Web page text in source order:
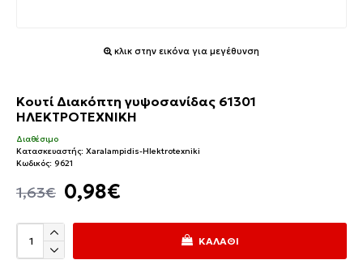
κλικ στην εικόνα για μεγέθυνση
Κουτί Διακόπτη γυψοσανίδας 61301
ΗΛΕΚΤΡΟΤΕΧΝΙΚΗ
0,98€
1,63€
Διαθέσιμο
Κατασκευαστής: Xaralampidis-Hlektrotexniki
Κωδικός: 9621
ΚΑΛΆΘΙ